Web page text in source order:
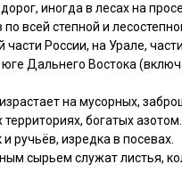
иногда в лесах на
по всей степной и
части России, на Урале,
Дальнего Востока
на мусорных,
богатых
ручьёв, изредка в посевах.
сырьем служат листья,